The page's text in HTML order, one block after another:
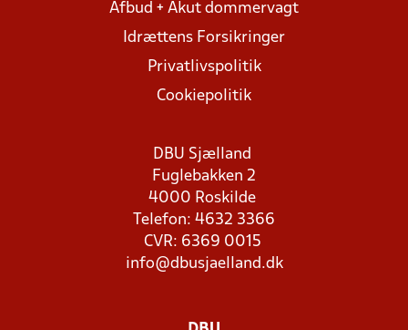
Afbud + Akut dommervagt
Idrættens Forsikringer
Privatlivspolitik
Cookiepolitik
DBU Sjælland
Fuglebakken 2
4000 Roskilde
Telefon: 4632 3366
CVR: 6369 0015
info@dbusjaelland.dk